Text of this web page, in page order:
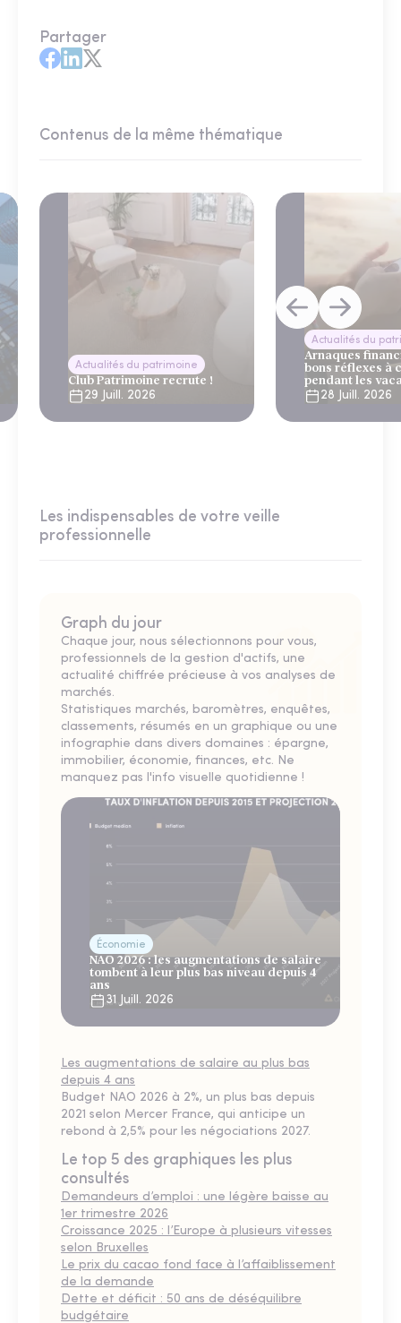
Partager
Contenus de la même thématique
Actualités du patrimoine
Club Patrimoine recrute !
29 Juill. 2026
Actualités du
Arnaques
bons réflexes à
pendant les
28 Juill. 2026
Les indispensables de votre veille
professionnelle
Graph du jour
Chaque jour, nous sélectionnons pour vous,
professionnels de la gestion d'actifs, une
actualité chiffrée précieuse à vos analyses de
marchés.
Statistiques marchés, baromètres, enquêtes,
classements, résumés en un graphique ou une
infographie dans divers domaines : épargne,
immobilier, économie, finances, etc. Ne
manquez pas l'info visuelle quotidienne !
Économie
NAO 2026 : les augmentations de salaire
tombent à leur plus bas niveau depuis 4
ans
31 Juill. 2026
Les augmentations de salaire au plus bas
depuis 4 ans
Budget NAO 2026 à 2%, un plus bas depuis
2021 selon Mercer France, qui anticipe un
rebond à 2,5% pour les négociations 2027.
Le top 5 des graphiques les plus
consultés
Demandeurs d’emploi : une légère baisse au
1er trimestre 2026
Croissance 2025 : l’Europe à plusieurs vitesses
selon Bruxelles
Le prix du cacao fond face à l’affaiblissement
de la demande
Dette et déficit : 50 ans de déséquilibre
budgétaire